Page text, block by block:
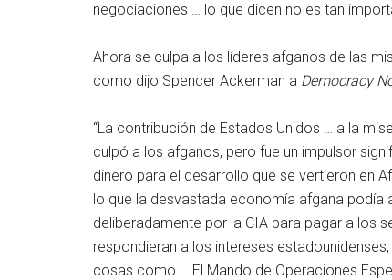
negociaciones … lo que dicen no es tan
Ahora se culpa a los líderes afganos de las
como dijo Spencer Ackerman a Democracy
“La contribución de Estados Unidos … a la
culpó a los afganos, pero fue un impulsor
dinero para el desarrollo que se vertieron en
lo que la desvastada economía afgana podía
deliberadamente por la CIA para pagar a los
respondieran a los intereses
cosas como … El Mando de Operaciones